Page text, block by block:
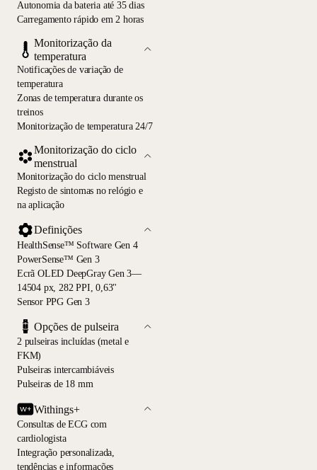
Autonomia da bateria até 35 dias
Carregamento rápido em 2 horas
Monitorização da
temperatura
Notificações de variação de
temperatura
Zonas de temperatura durante os
treinos
Monitorização de temperatura 24/7
Monitorização do ciclo
menstrual
Monitorização do ciclo menstrual
Registo de sintomas no relógio e
na aplicação
Definições
HealthSense™ Software Gen 4
PowerSense™ Gen 3
Ecrã OLED DeepGray Gen 3—
14504 px, 282 PPI, 0,63"
Sensor PPG Gen 3
Opções de pulseira
2 pulseiras incluídas (metal e
FKM)
Pulseiras intercambiáveis
Pulseiras de 18 mm
Withings+
Consultas de ECG com
cardiologista
Integração personalizada,
tendências e informações